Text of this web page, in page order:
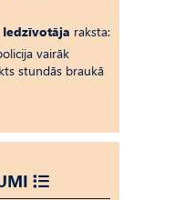
Iedzīvotāja raksta:
vairāk
stundās braukā